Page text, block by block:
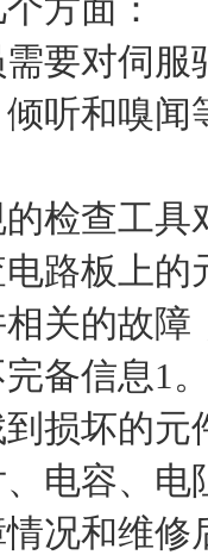
方面：
要对伺
听和嗅
检查工
路板上的
关的故
备信息1
损坏的
电容、电
况和维